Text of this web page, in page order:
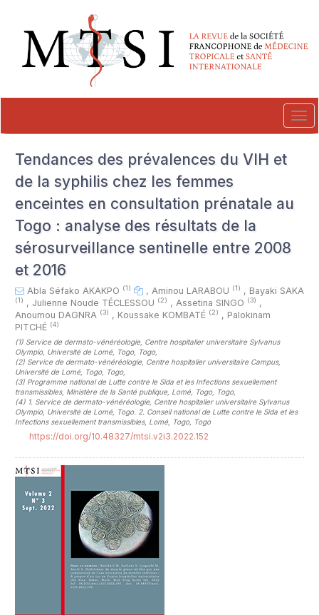
##plugins.themes.novelty.accessible_menu.main_navigation##
##plugins.themes.novelty.accessible_menu.main_content##
##plugins.themes.novelty.accessible_menu.sidebar##
Tendances des prévalences du VIH et
de la syphilis chez les femmes
enceintes en consultation prénatale au
Togo : analyse des résultats de la
sérosurveillance sentinelle entre 2008
et 2016
Abla Séfako AKAKPO (1) , Aminou LARABOU (1) , Bayaki SAKA
(1) , Julienne Noude TÉCLESSOU (2) , Assetina SINGO (3) ,
Anoumou DAGNRA (3) , Koussake KOMBATÉ (2) , Palokinam
PITCHÉ (4)
(1) Service de dermato-vénéréologie, Centre hospitalier universitaire Sylvanus
Olympio, Université de Lomé, Togo, Togo,
(2) Service de dermato-vénéréologie, Centre hospitalier universitaire Campus,
Université de Lomé, Togo, Togo,
(3) Programme national de Lutte contre le Sida et les Infections sexuellement
transmissibles, Ministère de la Santé publique, Lomé, Togo, Togo,
(4) 1. Service de dermato-vénéréologie, Centre hospitalier universitaire Sylvanus
Olympio, Université de Lomé, Togo. 2. Conseil national de Lutte contre le Sida et les
Infections sexuellement transmissibles, Lomé, Togo, Togo
https://doi.org/10.48327/mtsi.v2i3.2022.152